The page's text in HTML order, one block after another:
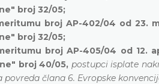
broj 32/05;
broj AP-402/04 od 23.
broj 32/05;
broj AP-405/04 od 12.
broj 40/05, postupci isplate
povreda člana 6. Evropske